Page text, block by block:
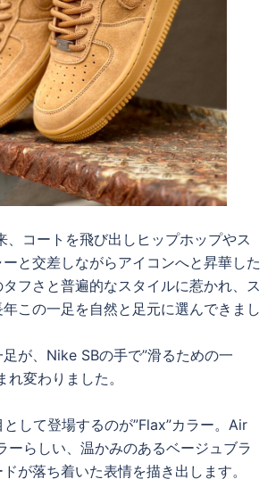
、コートを飛び出しヒップホップやス
ーと交差しながらアイコンへと昇華した
フさと普遍的なスタイルに惹かれ、ス
この一足を自然と足元に選んできまし
が、Nike SBの手で”滑るための一
れ変わりました。
して登場するのが”Flax”カラー。Air
ーらしい、温かみのあるベージュブラ
が落ち着いた表情を描き出します。